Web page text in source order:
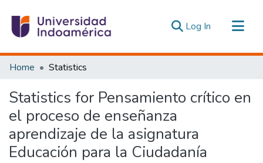
Log In (current)
Communities & Collections
Estadísticas Externas
Home Statistics
Statistics for Pensamiento crítico en
el proceso de enseñanza
aprendizaje de la asignatura
Educación para la Ciudadanía